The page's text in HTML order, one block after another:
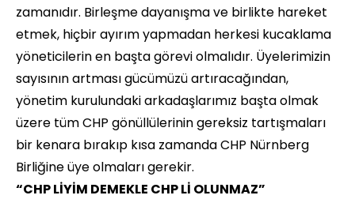
zamanıdır. Birleşme dayanışma ve birlikte hareket
etmek, hiçbir ayırım yapmadan herkesi kucaklama
yöneticilerin en başta görevi olmalıdır. Üyelerimizin
sayısının artması gücümüzü artıracağından,
yönetim kurulundaki arkadaşlarımız başta olmak
üzere tüm CHP gönüllülerinin gereksiz tartışmaları
bir kenara bırakıp kısa zamanda CHP Nürnberg
Birliğine üye olmaları gerekir.
“CHP LİYİM DEMEKLE CHP Lİ OLUNMAZ”